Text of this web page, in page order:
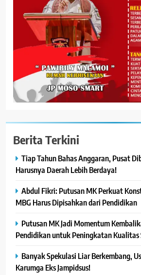
Berita Terkini
Tiap Tahun Bahas Anggaran, Pusat
Harusnya Daerah Lebih Berdaya!
Abdul Fikri: Putusan MK Perkuat
MBG Harus Dipisahkan dari Pendidikan
Putusan MK Jadi Momentum
Pendidikan untuk Peningkatan Kualitas
Banyak Spekulasi Liar Berkembang,
Karumga Eks Jampidsus!